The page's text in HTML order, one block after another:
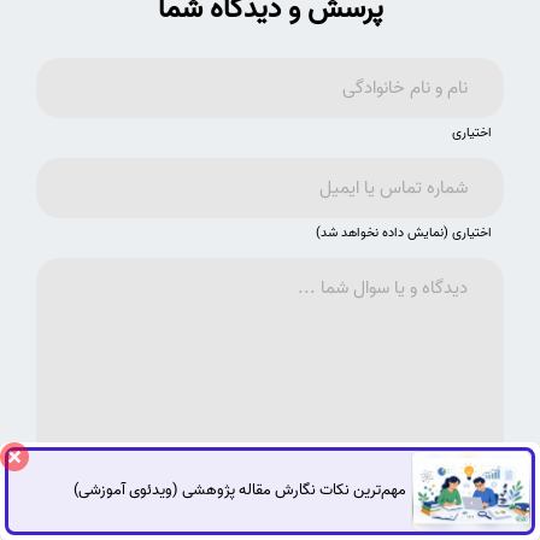
اختیاری
اختیاری (نمایش داده نخواهد شد)
اجباری مهم‌ترین نکات نگارش مقاله پژوهشی (ویدئوی آموزشی)
گفتگوی آنلاین